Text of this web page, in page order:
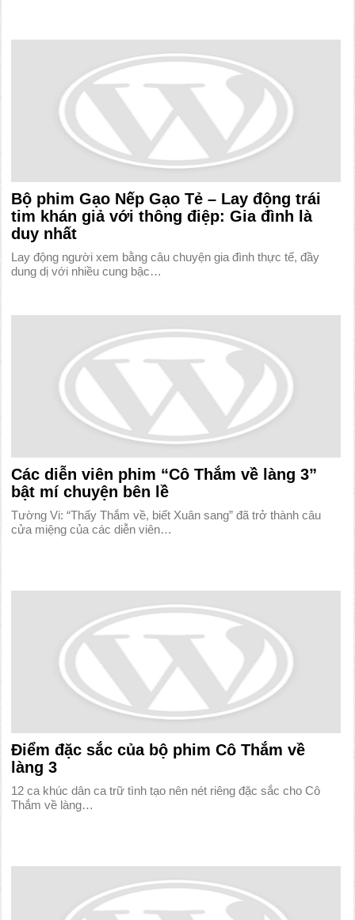
Bộ phim Gạo Nếp Gạo Tẻ – Lay động trái
tim khán giả với thông điệp: Gia đình là
duy nhất
Lay động người xem bằng câu chuyện gia đình thực tế, đầy
dung dị với nhiều cung bậc…
Các diễn viên phim “Cô Thắm về làng 3”
bật mí chuyện bên lề
Tường Vi: “Thấy Thắm về, biết Xuân sang” đã trở thành câu
cửa miệng của các diễn viên…
Điểm đặc sắc của bộ phim Cô Thắm về
làng 3
12 ca khúc dân ca trữ tình tạo nên nét riêng đặc sắc cho Cô
Thắm về làng…